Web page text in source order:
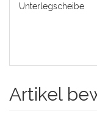
Unterlegscheibe
Artikel